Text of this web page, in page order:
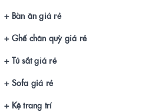
+ Bàn ăn giá rẻ
+ Ghế chân quỳ giá rẻ
+ Tủ sắt giá rẻ
+ Sofa giá rẻ
+ Kệ trang trí